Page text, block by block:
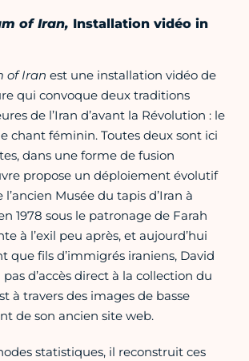
of Iran, Installation vidéo in
of Iran est une installation vidéo de
qui convoque deux traditions
de l’Iran d’avant la Révolution : le
chant féminin. Toutes deux sont ici
dans une forme de fusion
propose un déploiement évolutif
Musée du tapis d’Iran à
1978 sous le patronage de Farah
à l’exil peu après, et aujourd’hui
que fils d’immigrés iraniens, David
d’accès direct à la collection du
à travers des images de basse
de son ancien site web.
statistiques, il reconstruit ces